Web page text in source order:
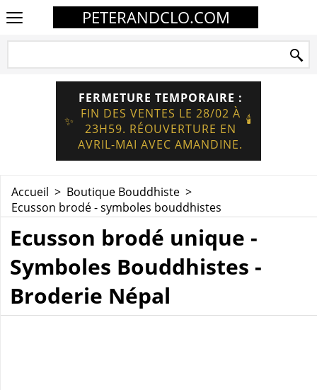
PETERANDCLO.COM
✨
FERMETURE TEMPORAIRE :
FIN DES VENTES LE 28/02 À
23H59. RÉOUVERTURE EN
AVRIL-MAI AVEC AMANDINE.
🕯️
Accueil > Boutique Bouddhiste >
Ecusson brodé - symboles bouddhistes
Ecusson brodé unique -
Symboles Bouddhistes -
Broderie Népal